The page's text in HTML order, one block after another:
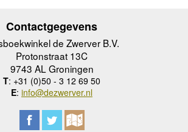
Contactgegevens
de Zwerver B.V.
Protonstraat 13C
9743 AL Groningen
T: +31 (0)50 - 3 12 69 50
E: info@dezwerver.nl